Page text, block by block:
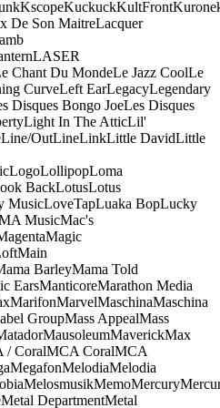
KscopeKuckuckKultFront
De Son MaitreLacquer
LASER
Chant Du MondeLe Jazz CoolLe
CurveLeft EarLegacyLegendary
Disques Bongo JoeLes Disques
Light In The AtticLil'
Line/OutLineLinkLittle DavidLittle
LogoLollipopLoma
BackLotusLotus
MusicLoveTapLuaka BopLucky
MusicMac's
Magic
Main
BarleyMama Told
EarsManticoreMarathon Media
MarifonMarvelMaschinaMaschina
GroupMass AppealMass
MausoleumMaverickMax
/ CoralMCA CoralMCA
MegafonMelodiaMelodia
MelosmusikMemoMercury
Metal DepartmentMetal